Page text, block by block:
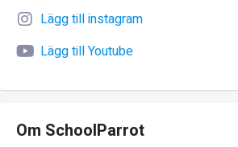
Lägg till instagram
Lägg till Youtube
Om SchoolParrot